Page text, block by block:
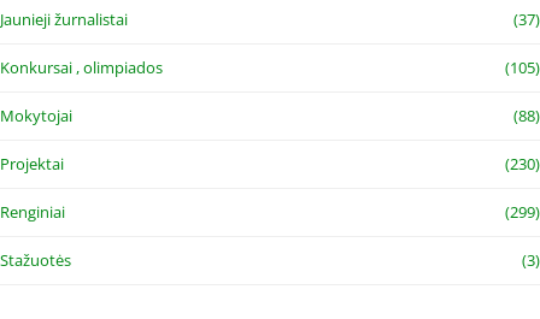
Jaunieji žurnalistai (37)
Konkursai , olimpiados (105)
Mokytojai (88)
Projektai (230)
Renginiai (299)
Stažuotės (3)